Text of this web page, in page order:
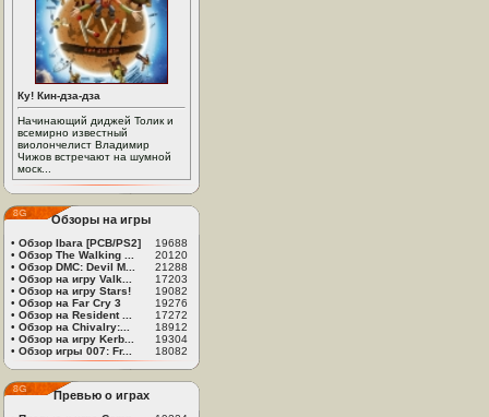
Ку! Кин-дза-дза
Начинающий диджей Толик и
всемирно известный
виолончелист Владимир
Чижов встречают на шумной
моск...
Обзоры на игры
• Обзор Ibara [PCB/PS2]
19688
• Обзор The Walking ...
20120
• Обзор DMC: Devil M...
21288
• Обзор на игру Valk...
17203
• Обзор на игру Stars!
19082
• Обзор на Far Cry 3
19276
• Обзор на Resident ...
17272
• Обзор на Chivalry:...
18912
• Обзор на игру Kerb...
19304
• Обзор игры 007: Fr... 18082
Превью о играх